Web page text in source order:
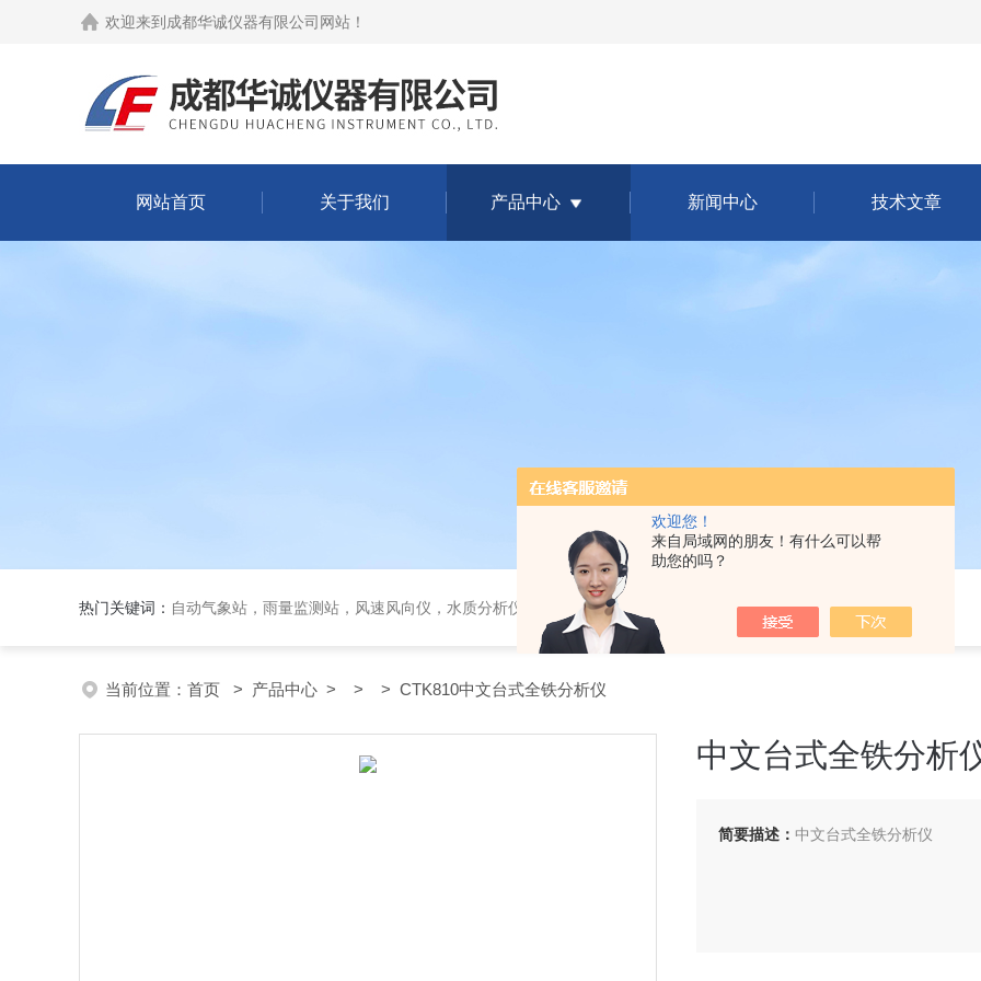
欢迎您！
来自局域网的朋友！有什么可以帮
助您的吗？
欢迎来到 成都华诚仪器有限公司网站 ！
网站首页 关于我们 产品中心 新闻中心 技术文章
热门关键词： 自动气象站，雨量监测站，风速风向仪，水质分析仪，气体分析报警器，
当前位置： 首页 > 产品中心 > > > CTK810中文台式全铁分析仪
中文台式全铁分析
简要描述： 中文台式全铁分析仪